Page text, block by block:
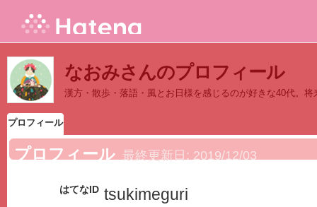
なおみさんのプロフィール
漢方・散歩・落語・風とお日様を感じるのが好きな40代。
プロフィール
プロフィール 最終更新日: 2019/12/03
はてなID tsukimeguri